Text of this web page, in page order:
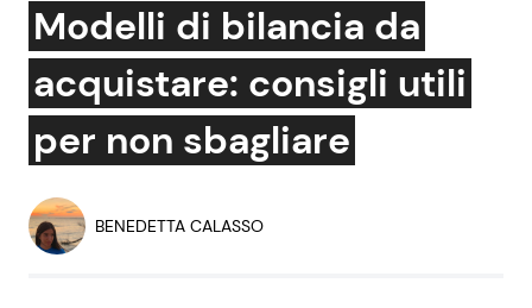
News e Cronaca
Attualità Italiana
Economia
Gossip e TV
Bellezze VIP
Modelli di bilancia da
acquistare: consigli utili
per non sbagliare
BENEDETTA CALASSO